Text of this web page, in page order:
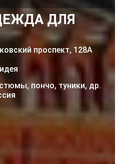
ДЛЯ
проспект, 128А
пончо, туники, др.